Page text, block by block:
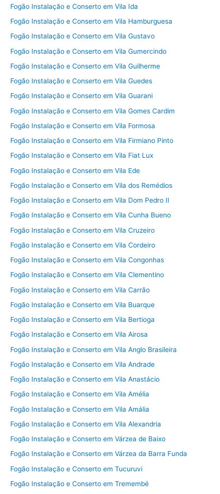
Fogão Instalação e Conserto em Vila Ida
Fogão Instalação e Conserto em Vila Hamburguesa
Fogão Instalação e Conserto em Vila Gustavo
Fogão Instalação e Conserto em Vila Gumercindo
Fogão Instalação e Conserto em Vila Guilherme
Fogão Instalação e Conserto em Vila Guedes
Fogão Instalação e Conserto em Vila Guarani
Fogão Instalação e Conserto em Vila Gomes Cardim
Fogão Instalação e Conserto em Vila Formosa
Fogão Instalação e Conserto em Vila Firmiano Pinto
Fogão Instalação e Conserto em Vila Fiat Lux
Fogão Instalação e Conserto em Vila Ede
Fogão Instalação e Conserto em Vila dos Remédios
Fogão Instalação e Conserto em Vila Dom Pedro II
Fogão Instalação e Conserto em Vila Cunha Bueno
Fogão Instalação e Conserto em Vila Cruzeiro
Fogão Instalação e Conserto em Vila Cordeiro
Fogão Instalação e Conserto em Vila Congonhas
Fogão Instalação e Conserto em Vila Clementino
Fogão Instalação e Conserto em Vila Carrão
Fogão Instalação e Conserto em Vila Buarque
Fogão Instalação e Conserto em Vila Bertioga
Fogão Instalação e Conserto em Vila Airosa
Fogão Instalação e Conserto em Vila Anglo Brasileira
Fogão Instalação e Conserto em Vila Andrade
Fogão Instalação e Conserto em Vila Anastácio
Fogão Instalação e Conserto em Vila Amélia
Fogão Instalação e Conserto em Vila Amália
Fogão Instalação e Conserto em Vila Alexandria
Fogão Instalação e Conserto em Várzea de Baixo
Fogão Instalação e Conserto em Várzea da Barra Funda
Fogão Instalação e Conserto em Tucuruvi
Fogão Instalação e Conserto em Tremembé